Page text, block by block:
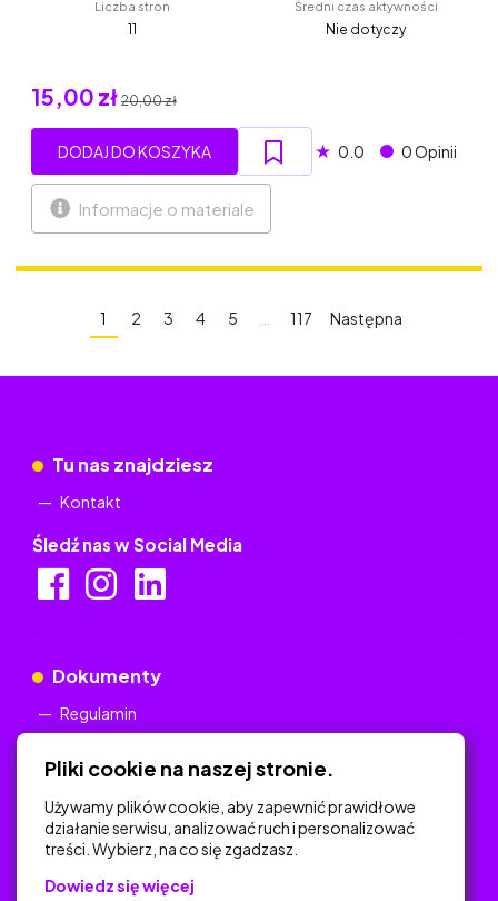
Liczba stron
11
Średni czas aktywności
Nie dotyczy
15,00 zł 20,00 zł
DODAJ DO KOSZYKA ★ 0.0 0 Opinii
Informacje o materiale
1 2 3 4 5 117 Następna
Tu nas znajdziesz
Kontakt
Śledź nas w Social Media
Dokumenty
Regulamin
Na skróty
Polityka Prywatności
Pliki cookie na naszej stronie.
Używamy plików cookie, aby zapewnić prawidłowe
działanie serwisu, analizować ruch i personalizować
treści. Wybierz, na co się zgadzasz.
Dowiedz się więcej